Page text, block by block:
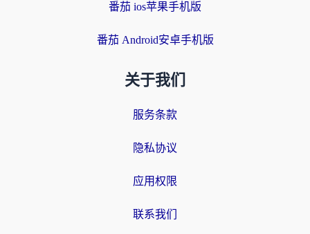
番茄 ios苹果手机版
番茄 Android安卓手机版
关于我们
服务条款
隐私协议
应用权限
联系我们